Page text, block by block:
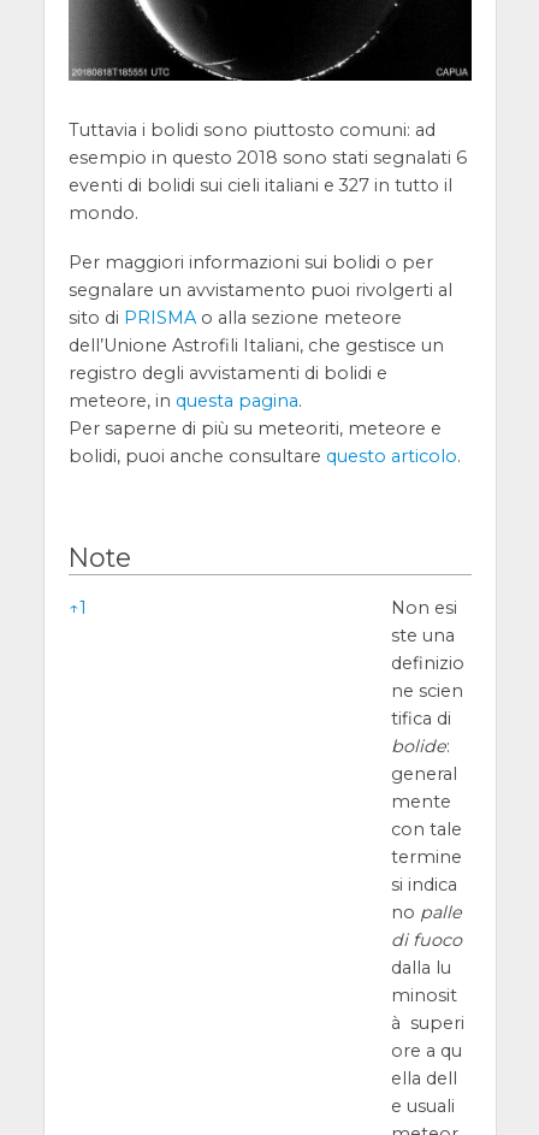
Tuttavia i bolidi sono piuttosto comuni: ad
esempio in questo 2018 sono stati segnalati 6
eventi di bolidi sui cieli italiani e 327 in tutto il
mondo.
Per maggiori informazioni sui bolidi o per
segnalare un avvistamento puoi rivolgerti al
sito di PRISMAo alla sezione meteore
dell’Unione Astrofili Italiani, che gestisce un
registro degli avvistamenti di bolidi e
meteore, in questa pagina.
Per saperne di più su meteoriti, meteore e
bolidi, puoi anche consultare questo articolo.
Note
Note
↑1
Non esi
ste una
definizio
ne scien
tifica di
bolide:
general
mente
con tale
termine
si indica
no palle
di fuoco
dalla lu
minosit
à superi
ore a qu
ella dell
e usuali